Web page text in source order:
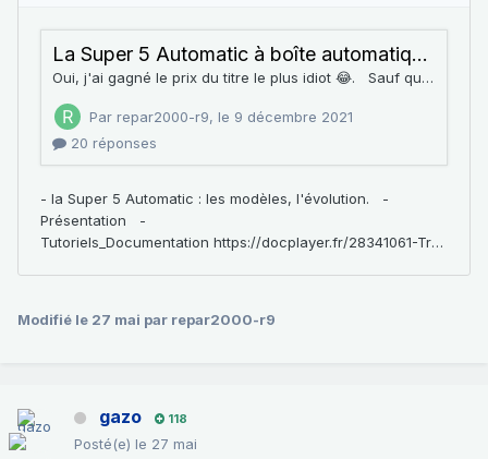
Modifié le 27 mai par repar2000-r9
gazo 118
Posté(e) le 27 mai